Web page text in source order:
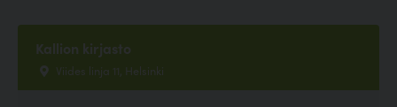
Kallion kirjasto
Viides linja 11, Helsinki